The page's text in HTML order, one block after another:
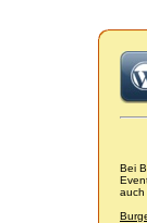
Bei
auch